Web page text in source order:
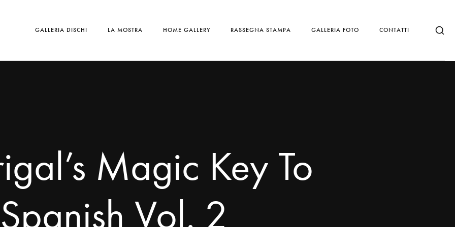
GALLERIA DISCHI LA MOSTRA HOME GALLERY RASSEGNA STAMPA GALLERIA FOTO CONTATTI
Magic Key To
Spanish Vol. 2